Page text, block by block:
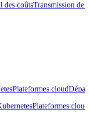
des coûtsTransmission de
Plateformes cloud
Plateformes cloud